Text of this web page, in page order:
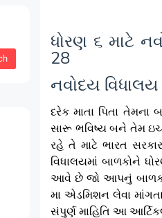
ધોરણ ૬ માટે
28
નવોદય
દરેક માતા પિતા
સારૂ ભવિષ્ય બને તેમ
રહે તે માટે ભારત
વિધાલયમાં બાળકોને
આવે છે જો આપનું બાળક
મા એડમિશન લેવા
સંપુર્ણ માહિતિ આ